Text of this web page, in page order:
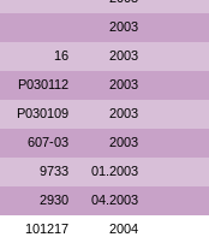
2003
16 2003
P030112 2003
P030109 2003
607-03 2003
9733 01.2003
2930 04.2003
101217 2004